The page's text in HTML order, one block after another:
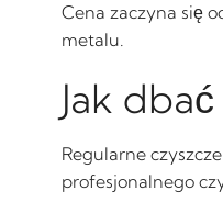
Cena zaczyna się
metalu.
Jak
Regularne
profesjonalnego